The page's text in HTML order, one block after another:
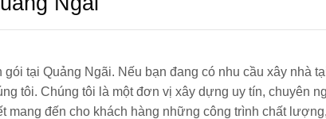
gói tại Quảng Ngãi. Nếu bạn đang có nhu cầu xây nhà
tôi. Chúng tôi là một đơn vị xây dựng uy tín, chuyên
mang đến cho khách hàng những công trình chất